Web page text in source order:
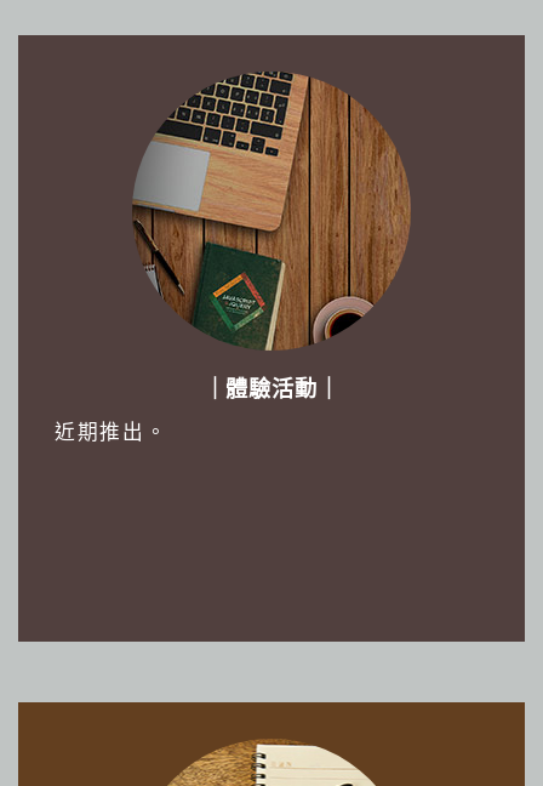
｜體驗活動｜
近期推出。